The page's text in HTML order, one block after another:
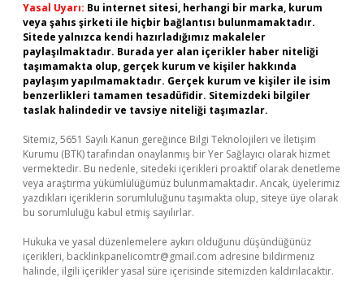
Yasal Uyarı: Bu internet sitesi, herhangi bir marka, kurum
veya şahıs şirketi ile hiçbir bağlantısı bulunmamaktadır.
Sitede yalnızca kendi hazırladığımız makaleler
paylaşılmaktadır. Burada yer alan içerikler haber niteliği
taşımamakta olup, gerçek kurum ve kişiler hakkında
paylaşım yapılmamaktadır. Gerçek kurum ve kişiler ile isim
benzerlikleri tamamen tesadüfidir. Sitemizdeki bilgiler
taslak halindedir ve tavsiye niteliği taşımazlar.
Sitemiz, 5651 Sayılı Kanun gereğince Bilgi Teknolojileri ve İletişim
Kurumu (BTK) tarafından onaylanmış bir Yer Sağlayıcı olarak hizmet
vermektedir. Bu nedenle, sitedeki içerikleri proaktif olarak denetleme
veya araştırma yükümlülüğümüz bulunmamaktadır. Ancak, üyelerimiz
yazdıkları içeriklerin sorumluluğunu taşımakta olup, siteye üye olarak
bu sorumluluğu kabul etmiş sayılırlar.
Hukuka ve yasal düzenlemelere aykırı olduğunu düşündüğünüz
içerikleri, backlinkpanelicomtr@gmail.com adresine bildirmeniz
halinde, ilgili içerikler yasal süre içerisinde sitemizden kaldırılacaktır.